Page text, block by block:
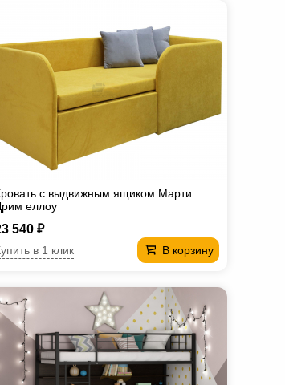
с выдвижным ящиком Марти
еллоу
540 ₽
В корзину
в 1 клик